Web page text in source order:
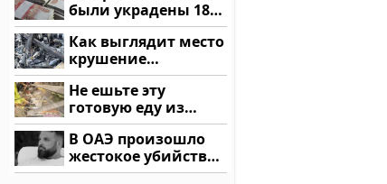
были украдены 18
миллионов рублей
Как выглядит место
крушение
вертолета на
Кавказе: смотреть
Не ешьте эту
готовую еду из
магазина: список
В ОАЭ произошло
жестокое убийство
криптомиллионера